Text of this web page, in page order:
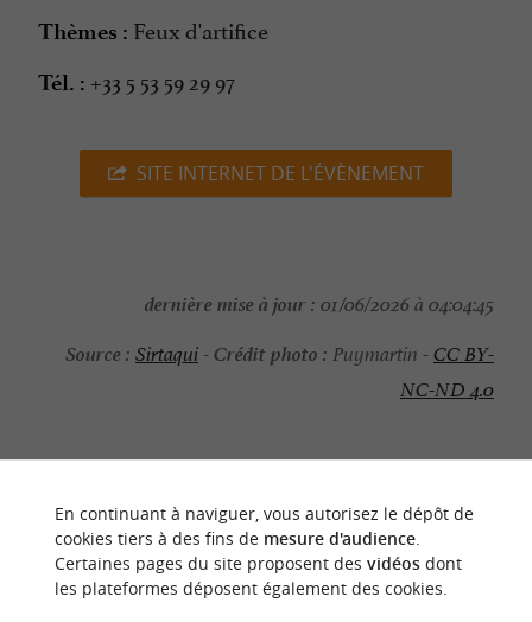
Thèmes : Feux d'artifice
Tél. : +33 5 53 59 29 97
SITE INTERNET DE L'ÉVÈNEMENT
dernière mise à jour : 01/06/2026 à 04:04:45
Source : Sirtaqui-Crédit photo : Puymartin -CC BY-
NC-ND 4.0
NOUS AVONS TESTÉPOUR VOUS
En continuant à naviguer, vous autorisez le dépôt de
cookies tiers à des fins de mesure d'audience.
Certaines pages du site proposent des vidéosdont
les plateformes déposent également des cookies.